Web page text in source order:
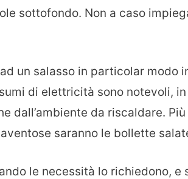
sottofondo. Non a caso
un salasso in particolar modo
di elettricità sono notevoli,
dall’ambiente da riscaldare.
saranno le bollette
le necessità lo richiedono, e